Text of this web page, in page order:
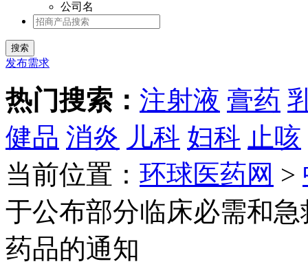
公司名
发布需求
热门搜索： 注射液 膏药
健品 消炎 儿科 妇科 止咳
当前位置： 环球医药网 >
于公布部分临床必需和
药品的通知